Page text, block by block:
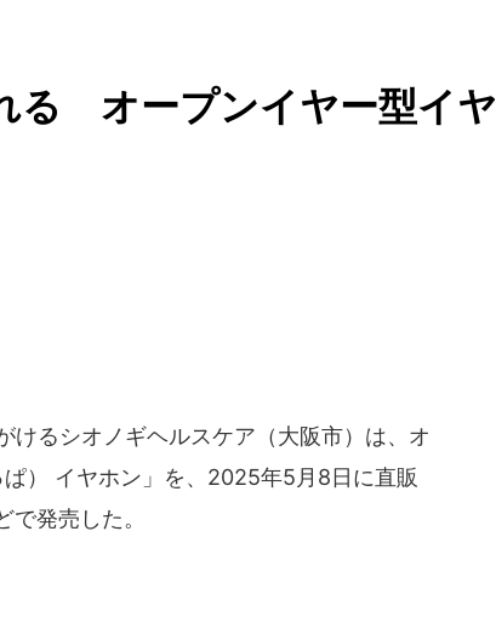
る オープンイヤー型イヤ
るシオノギヘルスケア（大阪市）は、オ
） イヤホン」を、2025年5月8日に直販
発売した。